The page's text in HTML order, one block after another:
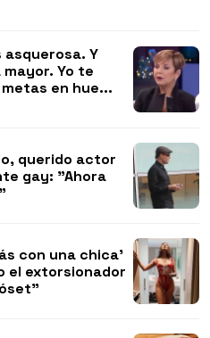
Y
Yo te
en hue...
querido actor
gay: "Ahora
con una chica'
el extorsionador